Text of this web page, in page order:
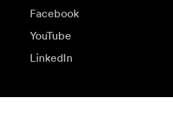
Facebook
YouTube
LinkedIn